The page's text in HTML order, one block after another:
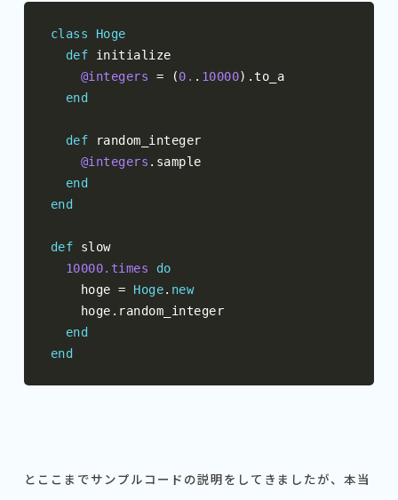
class
Hoge
def initialize
@integers
= (0. . 10000).to_a
end
def random_integer
@integers . sample
end
end
def slow
10000.times
do
    hoge
= Hoge. new
    hoge
. random_integer
end
end
とここまでサンプルコードの説明をしてきましたが、本当